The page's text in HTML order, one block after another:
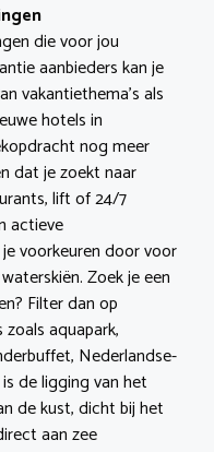
die voor jou
aanbieders kan je
vakantiethema’s als
hotels in
nog meer
dat je zoekt naar
lift of 24/7
actieve
voorkeuren door voor
Zoek je een
Filter dan op
aquapark,
Nederlandse-
de ligging van het
de kust, dicht bij het
aan zee